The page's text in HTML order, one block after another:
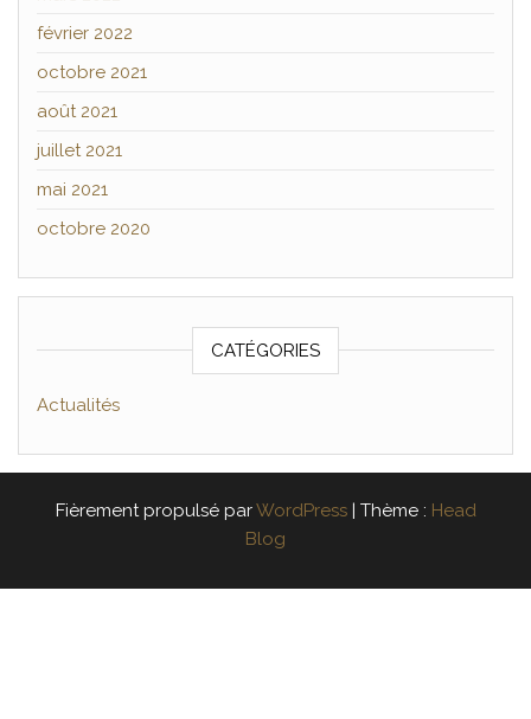
février 2022
octobre 2021
août 2021
juillet 2021
mai 2021
octobre 2020
CATÉGORIES
Actualités
Fièrement propulsé parWordPress Thème : Head
Blog